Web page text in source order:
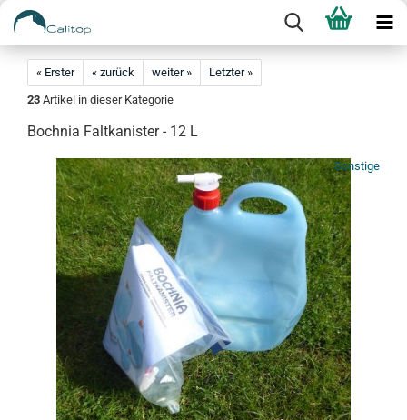
« Erster « zurück weiter »
Letzter »
23 Artikel in dieser Kategorie
Bochnia Faltkanister - 12 L
Sonstige